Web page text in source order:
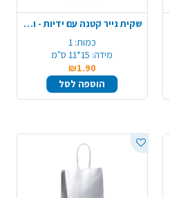
שקית נייר קטנה עם ידיות - ורוד
כמות: 1
מידה: 15*11 ס"מ
₪1.90
הוספה לסל